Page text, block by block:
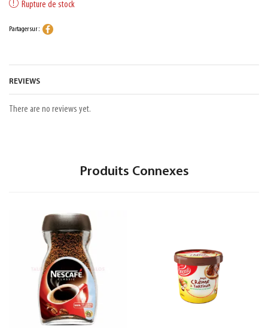
Rupture de stock
Partager sur :
REVIEWS
There are no reviews yet.
Produits Connexes